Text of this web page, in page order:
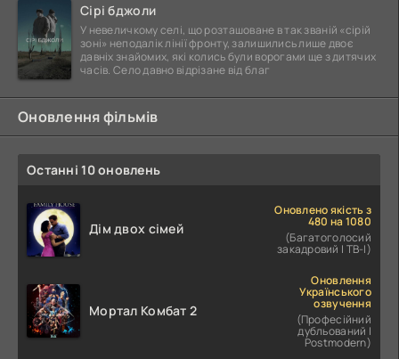
Сірі бджоли
У невеличкому селі, що розташоване в так званій «сірій
зоні» неподалік лінії фронту, залишились лише двоє
давніх знайомих, які колись були ворогами ще з дитячих
часів. Село давно відрізане від благ
Оновлення фільмів
Останні 10 оновлень
Дім двох сімей
Оновлено якість з
480 на 1080
(Багатоголосий
закадровий | ТВ-І)
Мортал Комбат 2
Оновлення
Українського
озвучення
(Професійний
дубльований |
Postmodern)